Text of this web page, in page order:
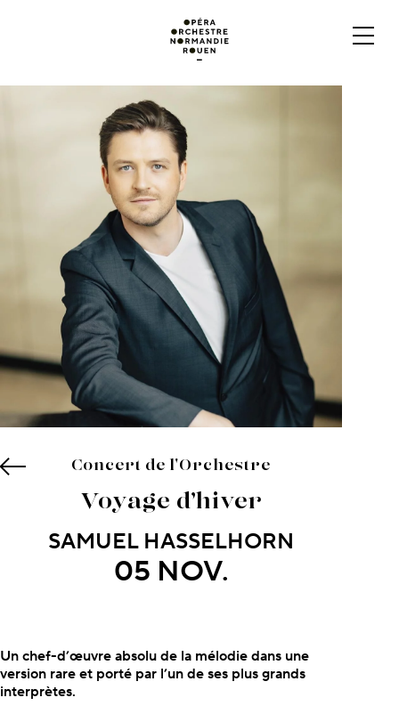
Concert de l'Orchestre
Voyage d’hiver
SAMUEL HASSELHORN
05 NOV.
À propos du concert
Un chef-d’œuvre absolu de la mélodie dans une
version rare et porté par l’un de ses plus grands
interprètes.